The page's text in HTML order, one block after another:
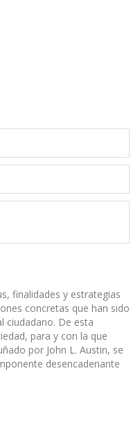
finalidades y estrategias
concretas que han sido
ciudadano. De esta
para y con la que
por John L. Austin, se
desencadenante